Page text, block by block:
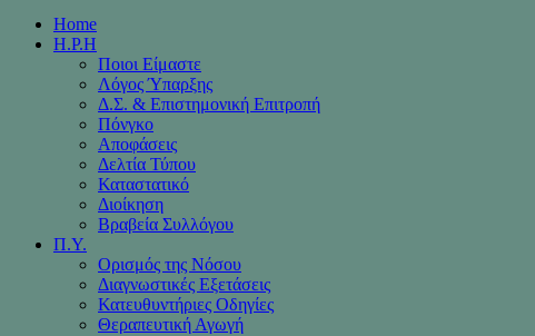
Home
H.P.H
Ποιοι Είμαστε
Λόγος Ύπαρξης
Δ.Σ. & Επιστημονική Επιτροπή
Πόνγκο
Αποφάσεις
Δελτία Τύπου
Καταστατικό
Διοίκηση
Βραβεία Συλλόγου
Π.Υ.
Ορισμός της Νόσου
Διαγνωστικές Εξετάσεις
Κατευθυντήριες Οδηγίες
Θεραπευτική Αγωγή